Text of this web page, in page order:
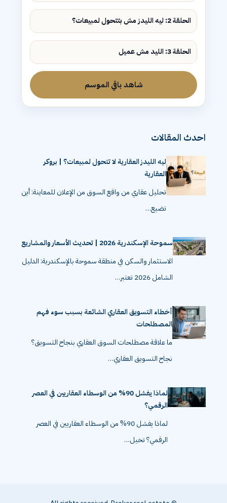
الحلقة 2: ليه الليدز مش بتتحول لمبيعات؟
الحلقة 3: الليد مش عميل
شاهد باقي الموسم
احدث المقالات
ليه الليدز العقارية لا تتحول لمبيعات؟ | بروكر
العقارية
تحليل عقاري من واقع السوق من الإعلان للمعاينة: أين
تضيع…
سموحة الإسكندرية 2026 | تحديث الأسعار والمشاريع
الاستثمار والسكن في منطقة سموحة بالإسكندرية: الدليل
الشامل 2026 تعتبر…
أخطاء التسويق العقاري الشائعة بسبب سوء فهم
المصطلحات
ما علاقة مصطلحات السوق العقاري بنجاح التسويق؟
نجاح التسويق العقاري…
لماذا يفشل 90% من الوسطاء العقاريين في العصر
الرقمي؟
لماذا يفشل 90% من الوسطاء العقاريين في العصر
الرقمي؟ تخيل…